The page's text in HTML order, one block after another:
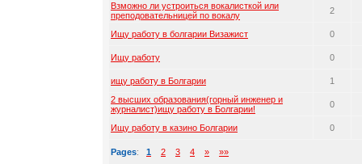
Взможно ли устроиться вокалисткой или
преподовательницей по вокалу
2
Ищу работу в болгарии Визажист 0
Ищу работу 0
ищу работу в Болгарии
1
2 высших образования(горный инженер и
журналист)ищу работу в Болгарии!
0
Ищу работу в казино Болгарии 0
Pages: 1 2 3 4 » »»